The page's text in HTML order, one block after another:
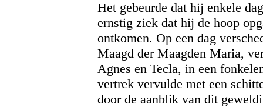
Het gebeurde dat hij enkele
ernstig ziek dat hij de hoop
ontkomen. Op een dag
Maagd der Maagden Maria,
Agnes en Tecla, in een
vertrek vervulde met een
door de aanblik van dit